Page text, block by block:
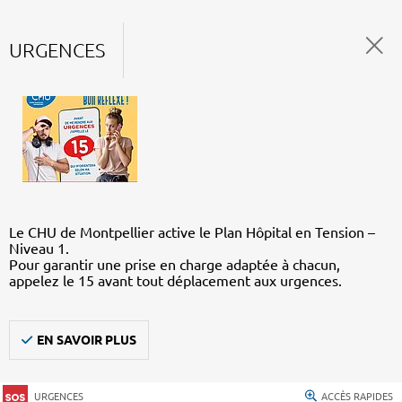
URGENCES
Le CHU de Montpellier active le Plan Hôpital en Tension –
Niveau 1.
Pour garantir une prise en charge adaptée à chacun,
appelez le 15 avant tout déplacement aux urgences.
EN SAVOIR PLUS
URGENCES ACCÈS RAPIDES